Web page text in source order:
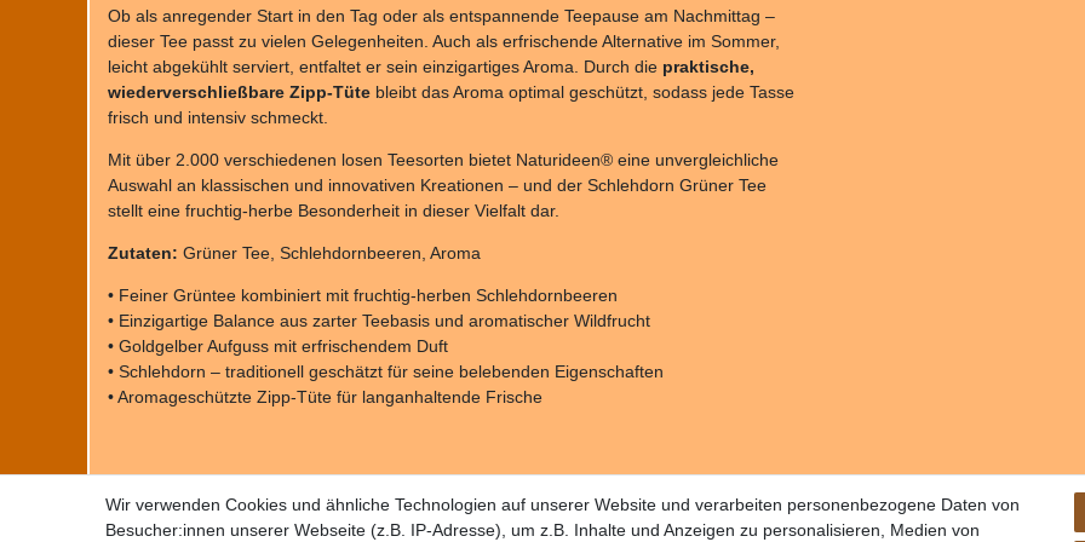
Ob als anregender Start in den Tag oder als entspannende Teepause am Nachmittag –
dieser Tee passt zu vielen Gelegenheiten. Auch als erfrischende Alternative im Sommer,
leicht abgekühlt serviert, entfaltet er sein einzigartiges Aroma. Durch die praktische,
wiederverschließbare Zipp-Tüte bleibt das Aroma optimal geschützt, sodass jede Tasse
frisch und intensiv schmeckt.
Mit über 2.000 verschiedenen losen Teesorten bietet Naturideen® eine unvergleichliche
Auswahl an klassischen und innovativen Kreationen – und der Schlehdorn Grüner Tee
stellt eine fruchtig-herbe Besonderheit in dieser Vielfalt dar.
Zutaten: Grüner Tee, Schlehdornbeeren, Aroma
• Feiner Grüntee kombiniert mit fruchtig-herben Schlehdornbeeren
• Einzigartige Balance aus zarter Teebasis und aromatischer Wildfrucht
• Goldgelber Aufguss mit erfrischendem Duft
• Schlehdorn – traditionell geschätzt für seine belebenden Eigenschaften
• Aromageschützte Zipp-Tüte für langanhaltende Frische
Impressum Datenschutz
Wir verwenden Cookies und ähnliche Technologien auf unserer Website und verarbeiten personenbezogene Daten von
Besucher:innen unserer Webseite (z.B. IP-Adresse), um z.B. Inhalte und Anzeigen zu personalisieren, Medien von